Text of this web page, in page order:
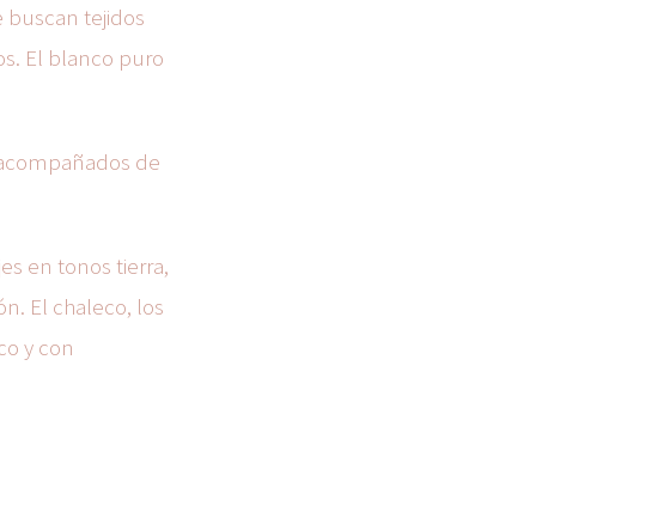
buscan tejidos
El blanco puro
de
en tonos tierra,
El chaleco, los
y con